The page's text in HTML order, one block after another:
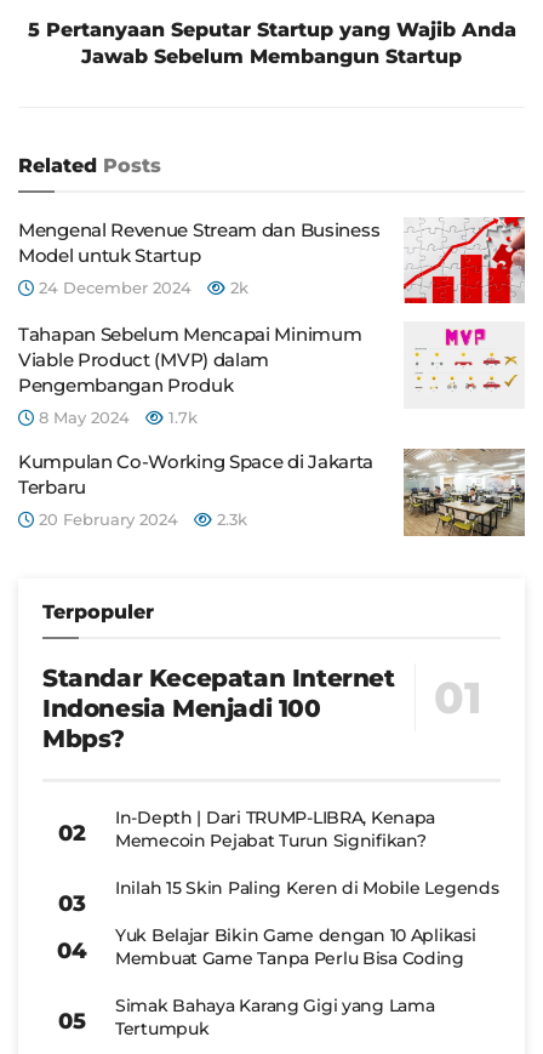
5 Pertanyaan Seputar Startup yang Wajib Anda
Jawab Sebelum Membangun Startup
Related Posts
Mengenal Revenue Stream dan Business
Model untuk Startup
24 December 2024 2k
Tahapan Sebelum Mencapai Minimum
Viable Product (MVP) dalam
Pengembangan Produk
8 May 2024 1.7k
Kumpulan Co-Working Space di Jakarta
Terbaru
20 February 2024 2.3k
Terpopuler
Standar Kecepatan Internet
Indonesia Menjadi 100
Mbps?
In-Depth | Dari TRUMP-LIBRA, Kenapa
Memecoin Pejabat Turun Signifikan?
Inilah 15 Skin Paling Keren di Mobile Legends
Yuk Belajar Bikin Game dengan 10 Aplikasi
Membuat Game Tanpa Perlu Bisa Coding
Simak Bahaya Karang Gigi yang Lama
Tertumpuk